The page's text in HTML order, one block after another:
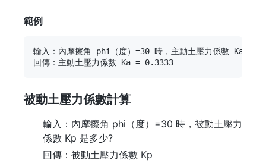
範例
輸入：內摩擦角 phi（度）=30 時，主動土壓力係數 Ka 是多
被動土壓力係數計算
輸入：內摩擦角 phi（度）=30 時，被動土壓力
係數 Kp 是多少?
回傳：被動土壓力係數 Kp